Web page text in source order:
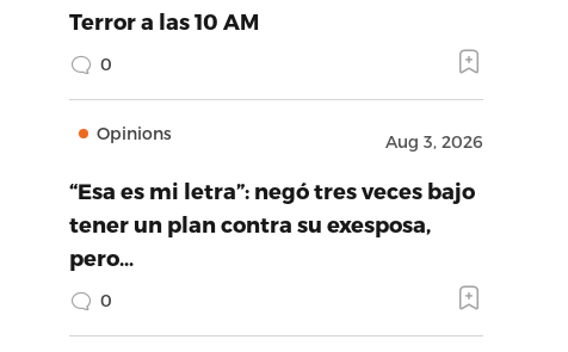
Terror a las 10 AM
0
Opinions Aug 3, 2026
“Esa es mi letra”: negó tres veces bajo
tener un plan contra su exesposa,
pero…
0